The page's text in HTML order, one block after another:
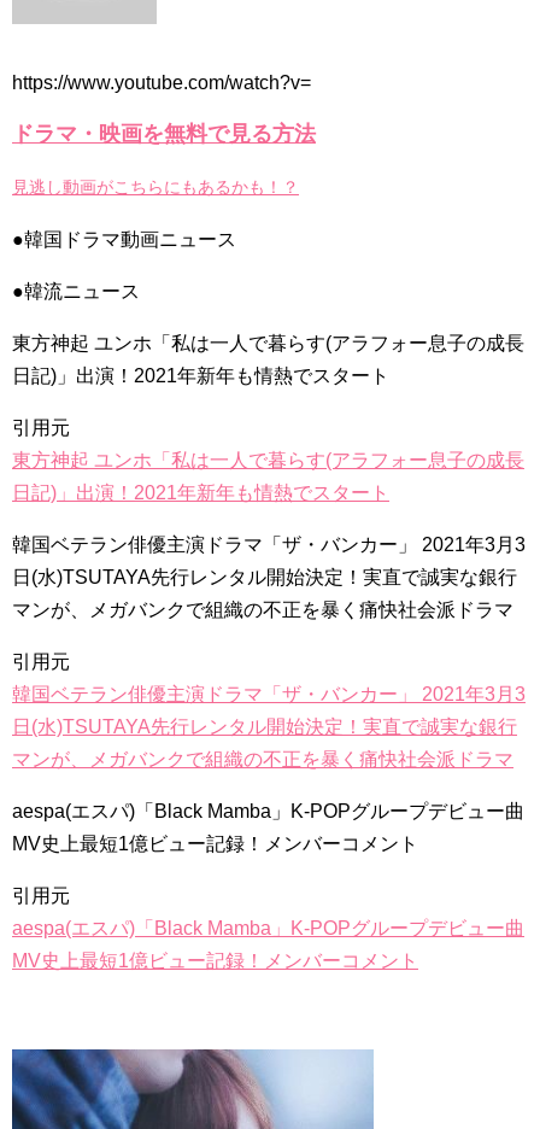
ソン・ヘギョ – ソンヘギョ キスまとめ
ハン・ヘジン 한혜진 – Still We (여전히 우리는)
한가인 –
九尾狐外伝 第２話 キム・ジウ チョ・ヒョンジェ
チョ・ヒョンジェ 조현재 九尾狐外伝 制作発表会
「ライフ・ オン・ マーズ」2019年11月2日TSUTAYAにて先行
(ENG SUB) Behind The Scene Hyun Bin 현빈❤️ 손예진 Son Ye
ユン・ギュンサン、番組にも登場した愛猫が急死…イ・ソンギ
ョンら同僚芸能人から慰めの言葉が続々 – Taka News
キングを一部公開（DVD-SET2特典映像より）
復…痩せたのはソン・ジェリムのせい!? 」 (11/26)
【裏芸能】キムユジョンの熱愛彼氏はあの大物俳優
キム・ユジョン、美しいセルフショットで近況を伝える“会いた
キム・ユジョン、新ドラマ「まず熱く掃除せよ」に出演確
定…“台本を見た瞬間惹かれた” 20180123
幻の王女チャミョンゴ エンディング
YUCHUN ♥ LOVE 15 「成均館 5話」
리고 그려도 (Miss You In My Heart)
か」出演で話題 Big News TV
Powered by livedoor 相互RSS
https://www.youtube.com/watch?v=
ドラマ・映画を無料で見る方法
見逃し動画がこちらにもあるかも！？
●韓国ドラマ動画ニュース
●韓流ニュース
東方神起 ユンホ「私は一人で暮らす(アラフォー息子の成長
日記)」出演！2021年新年も情熱でスタート
引用元
東方神起 ユンホ「私は一人で暮らす(アラフォー息子の成長
日記)」出演！2021年新年も情熱でスタート
韓国ベテラン俳優主演ドラマ「ザ・バンカー」 2021年3月3
日(水)TSUTAYA先行レンタル開始決定！実直で誠実な銀行
マンが、メガバンクで組織の不正を暴く痛快社会派ドラマ
引用元
韓国ベテラン俳優主演ドラマ「ザ・バンカー」 2021年3月3
日(水)TSUTAYA先行レンタル開始決定！実直で誠実な銀行
マンが、メガバンクで組織の不正を暴く痛快社会派ドラマ
aespa(エスパ)「Black Mamba」K-POPグループデビュー曲
MV史上最短1億ビュー記録！メンバーコメント
引用元
aespa(エスパ)「Black Mamba」K-POPグループデビュー曲
MV史上最短1億ビュー記録！メンバーコメント